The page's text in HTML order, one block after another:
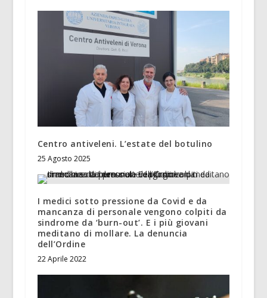
Centro antiveleni. L’estate del botulino
25 Agosto 2025
I medici sotto pressione da Covid e da
mancanza di personale vengono colpiti da
sindrome da ‘burn-out’. E i più giovani
meditano di mollare. La denuncia
dell’Ordine
22 Aprile 2022